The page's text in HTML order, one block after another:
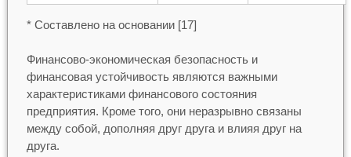
* Составлено на основании [17]
Финансово-экономическая безопасность и
финансовая устойчивость являются важными
характеристиками финансового состояния
предприятия. Кроме того, они неразрывно связаны
между собой, дополняя друг друга и влияя друг на
друга.